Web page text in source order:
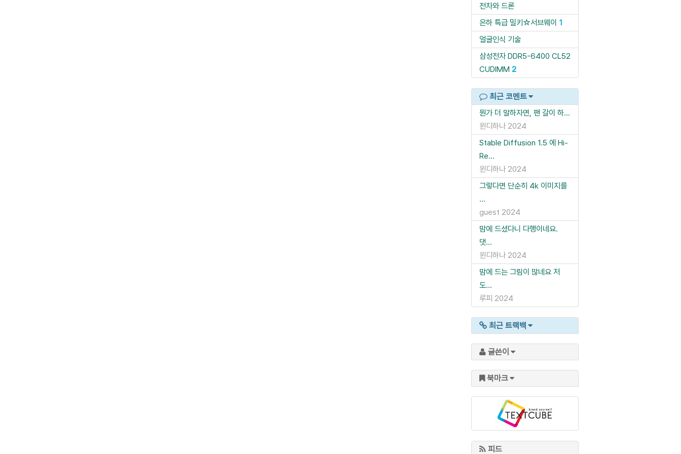
전차와 드론
은하 특급 밀키☆서브웨이 1
얼굴인식 기술
삼성전자 DDR5-6400 CL52
CUDIMM 2
최근 코멘트
뭔가 더 말하자면, 팬 갈이 하...
윈디하나 2024
Stable Diffusion 1.5 에 Hi-
Re...
윈디하나 2024
그렇다면 단순히 4k 이미지를
...
guest 2024
맘에 드셨다니 다행이네요.
댓...
윈디하나 2024
맘에 드는 그림이 많네요 저
도...
루피 2024
최근 트랙백
글쓴이
북마크
피드